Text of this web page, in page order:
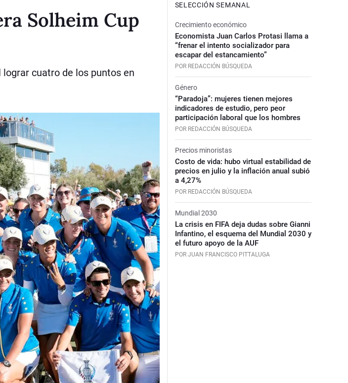
Solheim Cup
cuatro de los puntos en
SELECCIÓN SEMANAL
Crecimiento económico
Economista Juan Carlos Protasi llama a
“frenar el intento socializador para
escapar del estancamiento”
POR REDACCIÓN BÚSQUEDA
Género
“Paradoja”: mujeres tienen mejores
indicadores de estudio, pero peor
participación laboral que los hombres
POR REDACCIÓN BÚSQUEDA
Precios minoristas
Costo de vida: hubo virtual estabilidad de
precios en julio y la inflación anual subió
a 4,27%
POR REDACCIÓN BÚSQUEDA
Mundial 2030
La crisis en FIFA deja dudas sobre Gianni
Infantino, el esquema del Mundial 2030 y
el futuro apoyo de la AUF
POR JUAN FRANCISCO PITTALUGA